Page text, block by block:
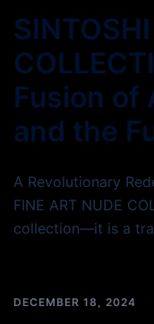
Fusion of
and the
A Revolutionary
FINE ART NUDE
collection—it is a
DECEMBER 18, 2024